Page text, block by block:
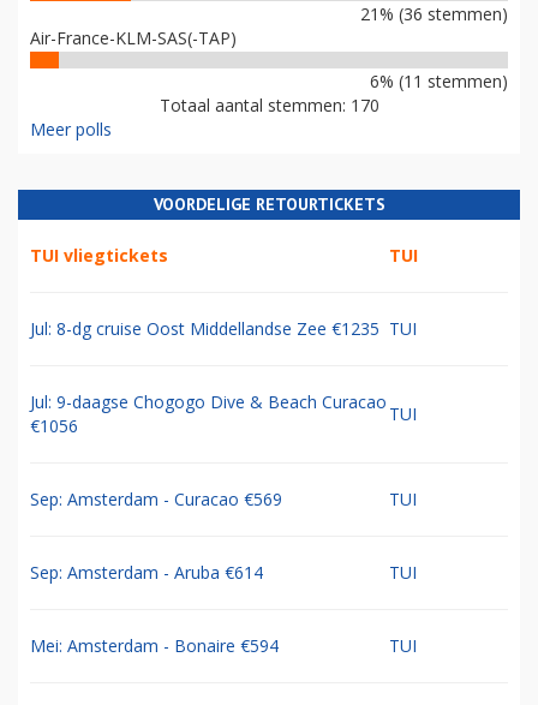
21% (36 stemmen)
Air-France-KLM-SAS(-TAP)
6% (11 stemmen)
Totaal aantal stemmen: 170
Meer polls
VOORDELIGE RETOURTICKETS
TUI vliegtickets TUI
Jul: 8-dg cruise Oost Middellandse Zee €1235 TUI
Jul: 9-daagse Chogogo Dive & Beach Curacao
€1056
TUI
Sep: Amsterdam - Curacao €569 TUI
Sep: Amsterdam - Aruba €614 TUI
Mei: Amsterdam - Bonaire €594 TUI